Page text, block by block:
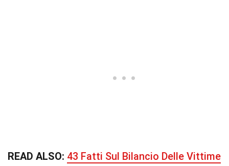
READ ALSO: 43 Fatti Sul Bilancio Delle Vittime